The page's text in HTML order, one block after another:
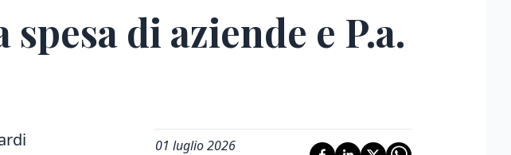
di aziende e P.a.
01 luglio 2026